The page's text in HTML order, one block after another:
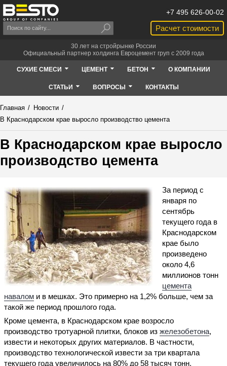
Расчет стоимости
+7 495 626-00-02
30 лет на стройрынке России
Официальный партнер холдинга Евроцемент груп с 2009 года
СУХИЕ СМЕСИ ЦЕМЕНТ БЕТОН О КОМПАНИИ
СТАТЬИ ВОПРОСЫ КОНТАКТЫ
Главная / Новости /
В Краснодарском крае выросло производство цемента
В Краснодарском крае выросло
производство цемента
За период с
января по
сентябрь
текущего года в
Краснодарском
крае было
произведено
около 4,6
миллионов тонн
цемента
навалом и в мешках. Это примерно на 1,2% больше, чем за
такой же период прошлого года.
Кроме цемента, в Краснодарском крае возросло
производство тротуарной плитки, блоков из железобетона,
извести и некоторых других материалов. В частности,
производство технологической извести за три квартала
текущего года увеличилось на 80% до 58 тысяч тонн.